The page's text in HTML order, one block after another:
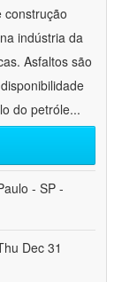
construção
indústria da
Asfaltos são
do petróle...
- SP -
Dec 31